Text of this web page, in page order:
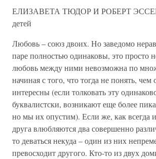
ЕЛИЗАВЕТА ТЮДОР И РОБЕРТ
детей
Любовь – союз двоих. Но заведомо
паре полностью одинаковы, это просто
любовь между ними невозможна по
начиная с того, что тогда не понять, чем
интересны (если толковать эту
буквалистски, возникают еще более
но мы их опустим). Если же, как всегда
друга влюбляются два совершенно
то деваться некуда – один из них
превосходит другого. Кто-то из двух